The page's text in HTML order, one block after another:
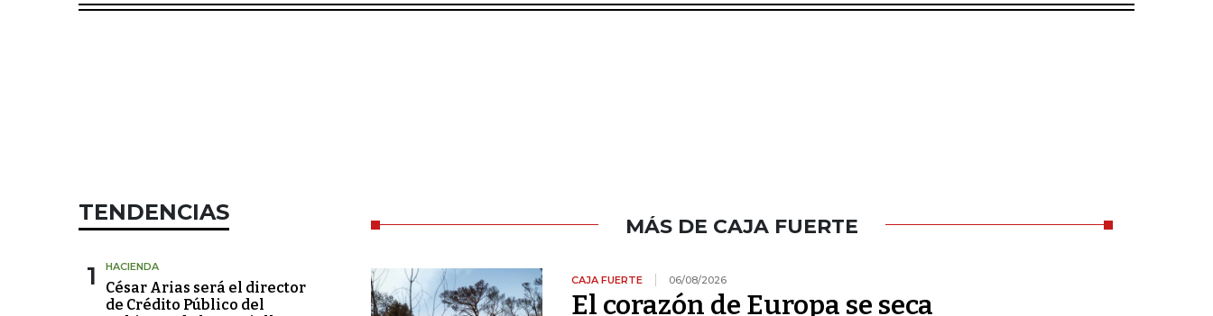
TENDENCIAS
1 HACIENDA
César Arias será el director
de Crédito Público del
MÁS DE CAJA FUERTE
CAJA FUERTE 06/08/2026
El corazón de Europa se seca